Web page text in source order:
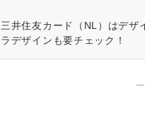
三井住友カード（NL）はデザ
ラデザインも要チェック！
―